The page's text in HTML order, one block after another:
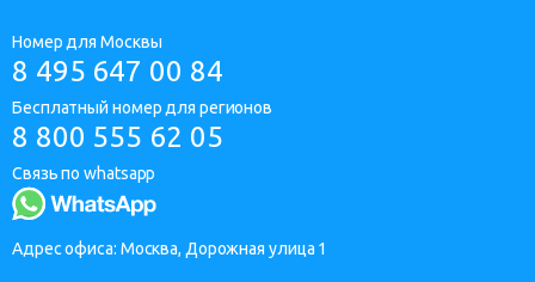
Номер для Москвы
8 495 647 00 84
Бесплатный номер для регионов
8 800 555 62 05
Связь по whatsapp
Адрес офиса: Москва, Дорожная улица 1